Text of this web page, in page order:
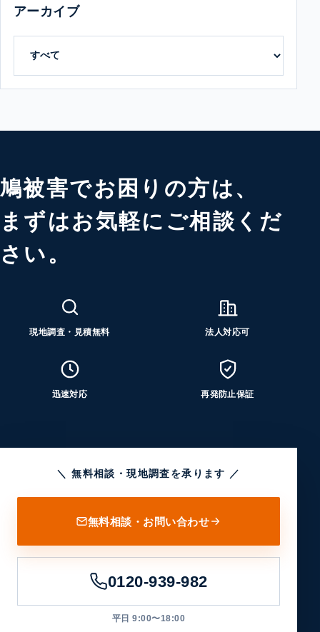
アーカイブ
鳩被害でお困りの方は、
まずはお気軽にご相談くだ
さい。
現地調査・見積無料 法人対応可
迅速対応 再発防止保証
＼ 無料相談・現地調査を承ります ／
無料相談・お問い合わせ
0120-939-982
平日 9:00〜18:00